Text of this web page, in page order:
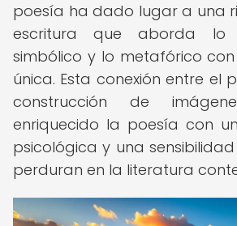
poesía ha dado lugar a una
escritura que aborda lo
simbólico y lo metafórico
única. Esta conexión entre el
construcción de
enriquecido la poesía con
psicológica y una
perduran en la literatura